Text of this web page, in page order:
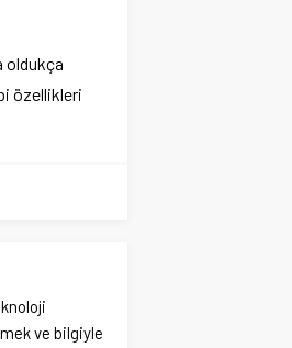
oldukça
özellikleri
ve bilgiyle